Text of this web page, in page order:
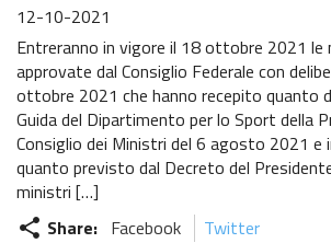
Europeo Enduro
Mondiale Enduro
Federmoto
Talenti Azzurri FMI
ISDE
12-10-2021
Entreranno in vigore il 18 ottobre 2021 le
approvate dal Consiglio Federale con
ottobre 2021 che hanno recepito quanto
Guida del Dipartimento per lo Sport della
Consiglio dei Ministri del 6 agosto 2021 e
quanto previsto dal Decreto del
ministri […]
share Share: Facebook Twitter